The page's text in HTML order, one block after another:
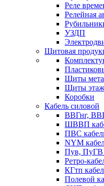
Реле
Релейная
УЗДП
Щитовая
Щиты
Щиты
Коробки
Кабель силовой
ВВГнг,
ШВВП
ПВС
NYM
Пув, ПуГВ
Ретро-
КГтп
Полевой